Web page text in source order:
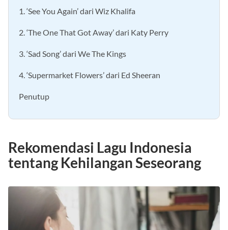
1. ‘See You Again’ dari Wiz Khalifa
2. ‘The One That Got Away’ dari Katy Perry
3. ‘Sad Song’ dari We The Kings
4. ‘Supermarket Flowers’ dari Ed Sheeran
Penutup
Rekomendasi Lagu Indonesia
tentang Kehilangan Seseorang